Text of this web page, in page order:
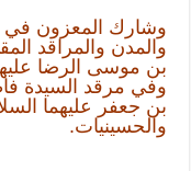
وشارك المعزون في
والمدن والمراقد
بن موسى الرضا
وفي مرقد السيدة
بن جعفر عليهما
والحسينيات.